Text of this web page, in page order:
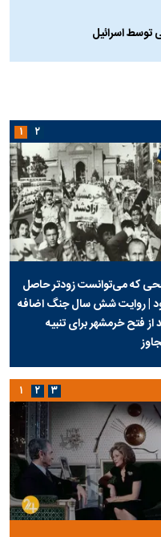
توسط اسرائیل
که می‌توانست زودتر حاصل
| روایت شش سال جنگ اضافه
از فتح خرمشهر برای تنبیه
۱ ۲
۱ ۲ ۳